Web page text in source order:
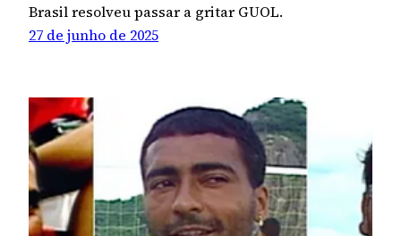
Brasil resolveu passar a gritar GUOL.
27 de junho de 2025